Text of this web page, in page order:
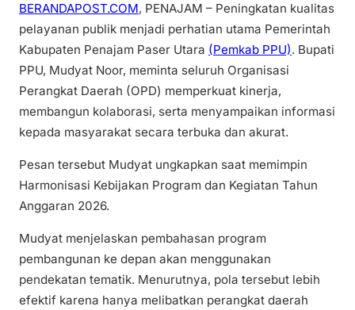
BERANDAPOST.COM, PENAJAM – Peningkatan kualitas
pelayanan publik menjadi perhatian utama Pemerintah
Kabupaten Penajam Paser Utara (Pemkab PPU). Bupati
PPU, Mudyat Noor, meminta seluruh Organisasi
Perangkat Daerah (OPD) memperkuat kinerja,
membangun kolaborasi, serta menyampaikan informasi
kepada masyarakat secara terbuka dan akurat.
Pesan tersebut Mudyat ungkapkan saat memimpin
Harmonisasi Kebijakan Program dan Kegiatan Tahun
Anggaran 2026.
Mudyat menjelaskan pembahasan program
pembangunan ke depan akan menggunakan
pendekatan tematik. Menurutnya, pola tersebut lebih
efektif karena hanya melibatkan perangkat daerah